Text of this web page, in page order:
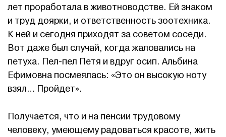
лет проработала в животноводстве. Ей знаком
и труд доярки, и ответственность зоотехника.
К ней и сегодня приходят за советом соседи.
Вот даже был случай, когда жаловались на
петуха. Пел-пел Петя и вдруг осип. Альбина
Ефимовна посмеялась: «Это он высокую ноту
взял… Пройдет».
Получается, что и на пенсии трудовому
человеку, умеющему радоваться красоте, жить